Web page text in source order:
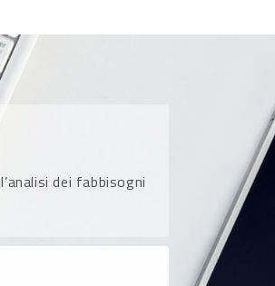
dei fabbisogni